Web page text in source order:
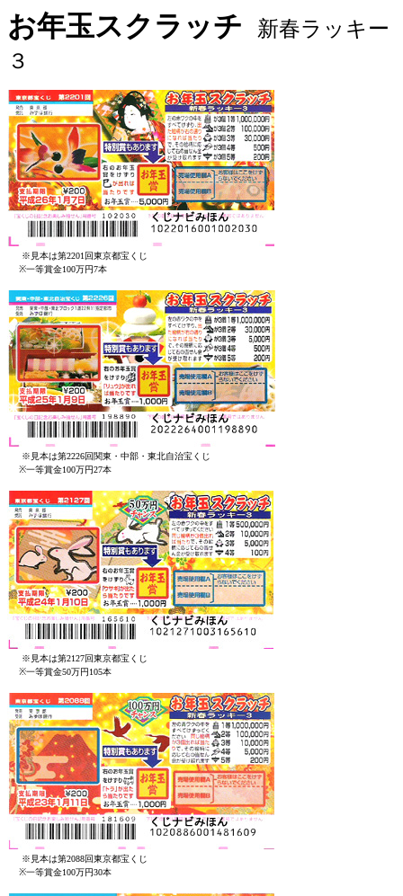
お年玉スクラッチ
新春ラッキー
３
※見本は第2201回東京都宝くじ
※一等賞金100万円7本
※見本は第2226回関東・中部・東北自治宝くじ
※一等賞金100万円27本
※見本は第2127回東京都宝くじ
※一等賞金50万円105本
※見本は第2088回東京都宝くじ
※一等賞金100万円30本